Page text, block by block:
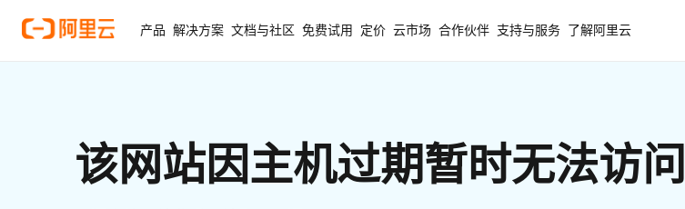
产品 解决方案 文档与社区 免费试用 定价 云市场 合作伙伴 支持与服务 了解阿里云
该网站因主机过期暂时无法访问